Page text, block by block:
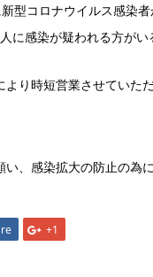
型コロナウイルス感染
に感染が疑われる方がい
より時短営業させていた
、感染拡大の防止の為
+1